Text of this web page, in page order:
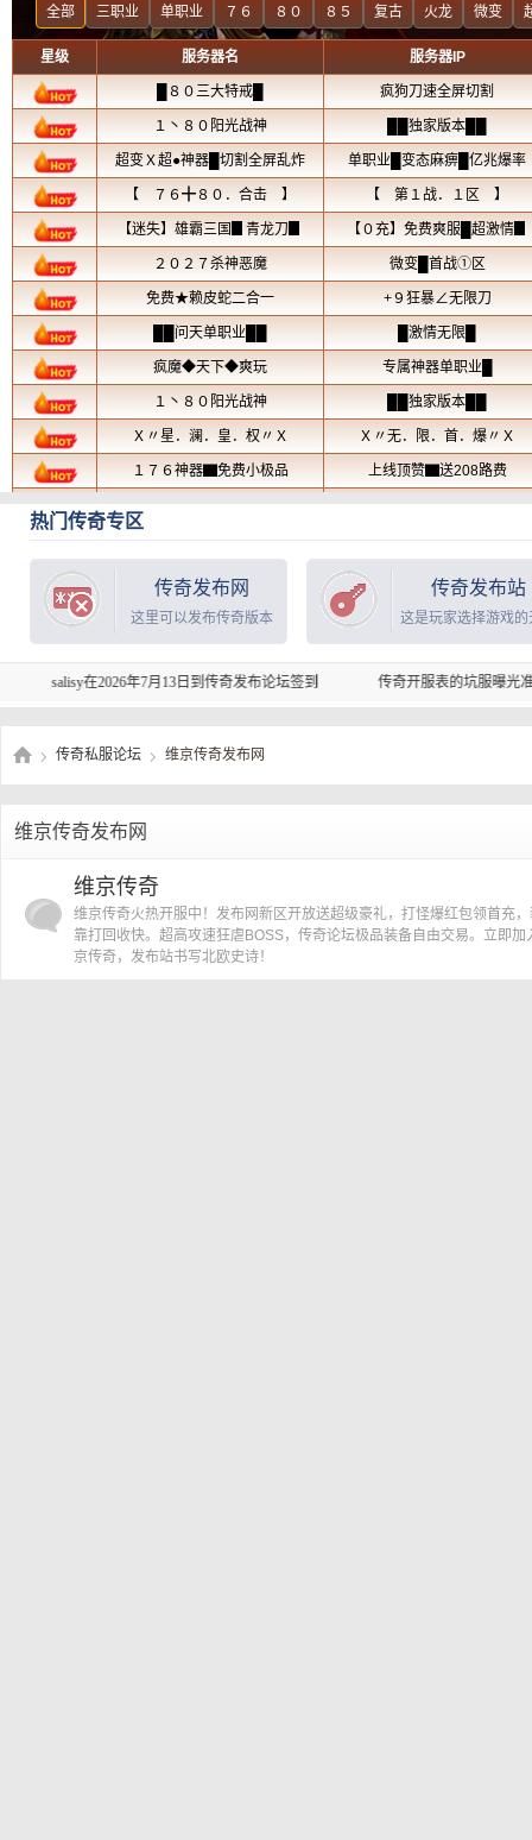
热门传奇专区
传奇发布网
这里可以发布传奇版本
传奇发布站
这是玩家选择游戏的
在2026年7月13日到传奇发布论坛签到 传奇开服表的坑服曝光准吗？能避
传奇私服论坛 维京传奇发布网
维京传奇发布网
维京传奇
维京传奇火热开服中！发布网新区开放送超级豪礼，打怪爆红包领首充
靠打回收快。超高攻速狂虐BOSS，传奇论坛极品装备自由交易。立即加
京传奇，发布站书写北欧史诗！